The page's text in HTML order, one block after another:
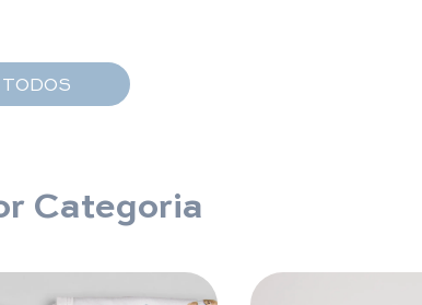
Categoria